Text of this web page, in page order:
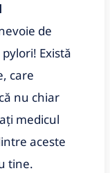
de
Există
care
nu chiar
medicul
aceste
tine.